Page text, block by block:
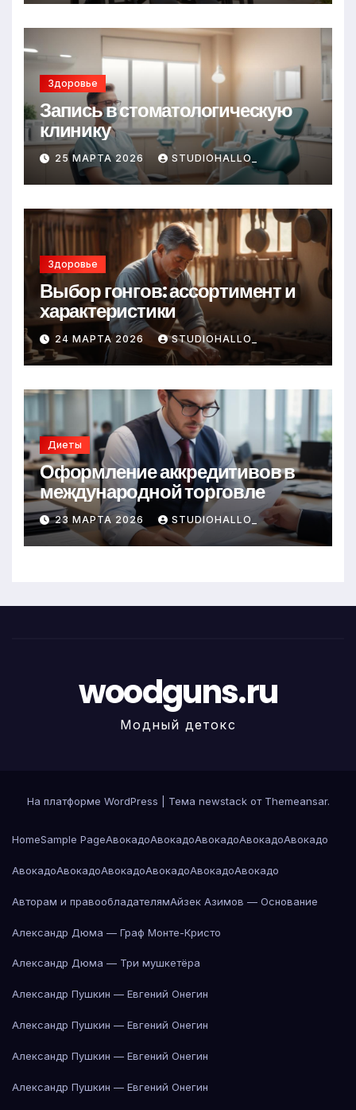
Здоровье
Запись в стоматологическую
клинику
25 МАРТА 2026 STUDIOHALLO_
Здоровье
Выбор гонгов: ассортимент и
характеристики
24 МАРТА 2026 STUDIOHALLO_
Диеты
Оформление аккредитивов в
международной торговле
23 МАРТА 2026 STUDIOHALLO_
woodguns.ru
Модный детокс
На платформе WordPress Тема newstack от Themeansar.
HomeSample PageАвокадоАвокадоАвокадоАвокадоАвокадо
АвокадоАвокадоАвокадоАвокадоАвокадоАвокадо
Авторам и правообладателямАйзек Азимов — Основание
Александр Дюма — Граф Монте-Кристо
Александр Дюма — Три мушкетёра
Александр Пушкин — Евгений Онегин
Александр Пушкин — Евгений Онегин
Александр Пушкин — Евгений Онегин
Александр Пушкин — Евгений Онегин